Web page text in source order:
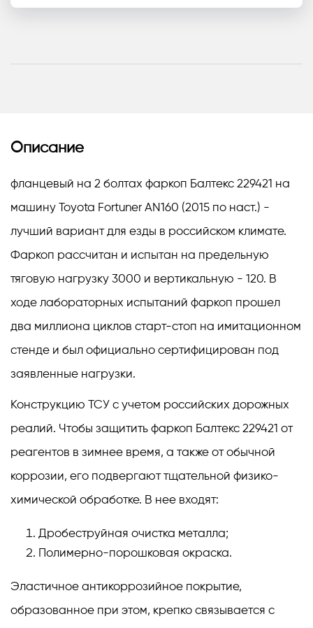
Описание
фланцевый на 2 болтах фаркоп Балтекс 229421 на
машину Toyota Fortuner AN160 (2015 по наст.) -
лучший вариант для езды в российском климате.
Фаркоп рассчитан и испытан на предельную
тяговую нагрузку 3000 и вертикальную - 120. В
ходе лабораторных испытаний фаркоп прошел
два миллиона циклов старт-стоп на имитационном
стенде и был официально сертифицирован под
заявленные нагрузки.
Конструкцию ТСУ с учетом российских дорожных
реалий. Чтобы защитить фаркоп Балтекс 229421 от
реагентов в зимнее время, а также от обычной
коррозии, его подвергают тщательной физико-
химической обработке. В нее входят:
Дробеструйная очистка металла;
Полимерно-порошковая окраска.
Эластичное антикоррозийное покрытие,
образованное при этом, крепко связывается с